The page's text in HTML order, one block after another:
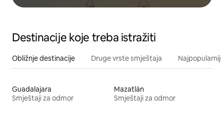
Destinacije koje treba istražiti
Obližnje destinacije Druge vrste smještaja
Guadalajara
Smještaji za odmor
Mazatlán
Smještaji za odmor